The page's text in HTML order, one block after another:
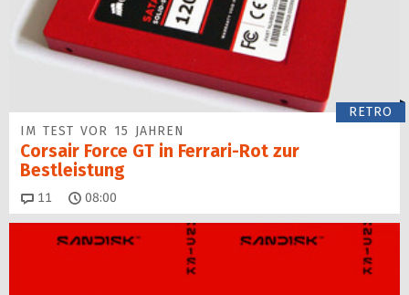
RETRO
IM TEST VOR 15 JAHREN
Corsair Force GT in Ferrari-Rot zur
Bestleistung
11 Kommentare
08:00